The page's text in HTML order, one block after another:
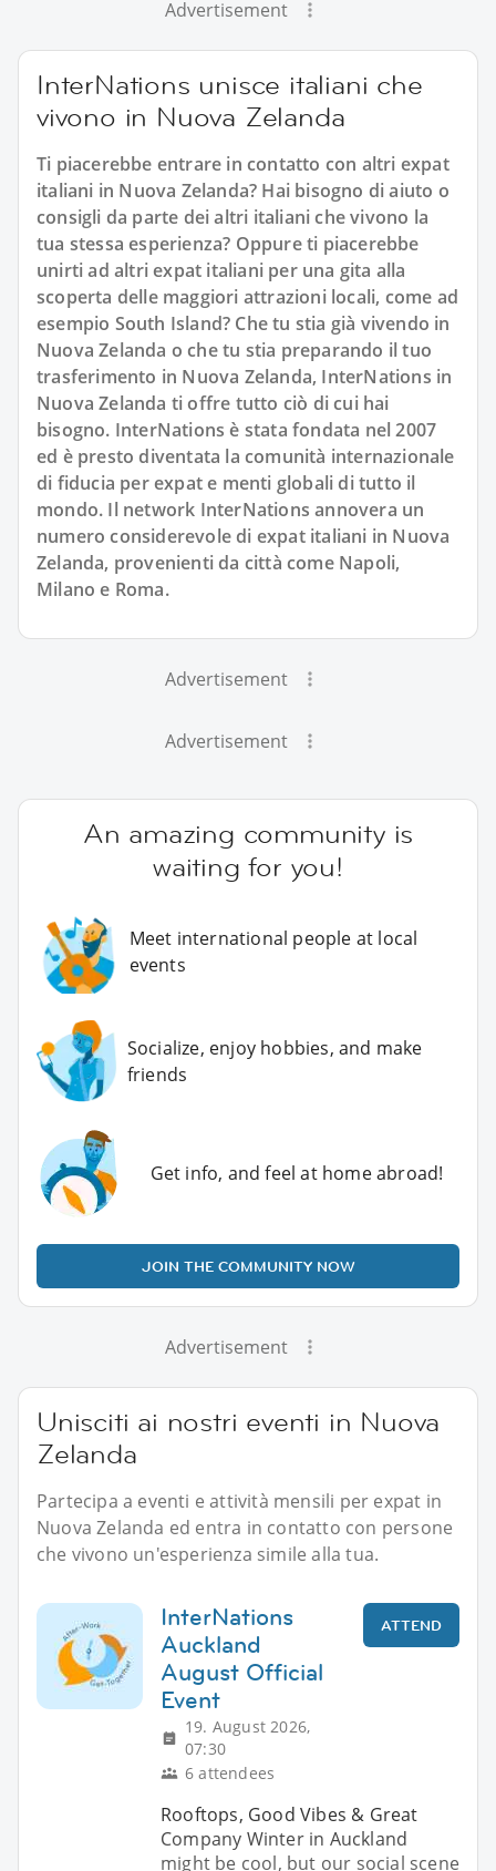
Advertisement
InterNations unisce italiani che
vivono in Nuova Zelanda
Ti piacerebbe entrare in contatto con altri expat
italiani in Nuova Zelanda? Hai bisogno di aiuto o
consigli da parte dei altri italiani che vivono la
tua stessa esperienza? Oppure ti piacerebbe
unirti ad altri expat italiani per una gita alla
scoperta delle maggiori attrazioni locali, come ad
esempio South Island? Che tu stia già vivendo in
Nuova Zelanda o che tu stia preparando il tuo
trasferimento in Nuova Zelanda, InterNations in
Nuova Zelanda ti offre tutto ciò di cui hai
bisogno. InterNations è stata fondata nel 2007
ed è presto diventata la comunità internazionale
di fiducia per expat e menti globali di tutto il
mondo. Il network InterNations annovera un
numero considerevole di expat italiani in Nuova
Zelanda, provenienti da città come Napoli,
Milano e Roma.
Advertisement
Advertisement
An amazing community is
waiting for you!
Meet international people at local
events
Socialize, enjoy hobbies, and make
friends
Get info, and feel at home abroad!
JOIN THE COMMUNITY NOW
Advertisement
Unisciti ai nostri eventi in Nuova
Zelanda
Partecipa a eventi e attività mensili per expat in
Nuova Zelanda ed entra in contatto con persone
che vivono un'esperienza simile alla tua.
InterNations
Auckland
August Official
Event
19. August 2026,
07:30
6 attendees
ATTEND
Rooftops, Good Vibes & Great
Company Winter in Auckland
might be cool, but our social scene